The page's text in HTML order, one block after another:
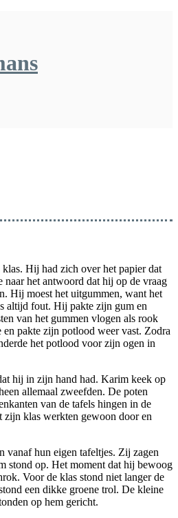
naar het antwoord dat hij op de vraag
Hij moest het uitgummen, want het
altijd fout. Hij pakte zijn gum en
van het gummen vlogen als rook
pakte zijn potlood weer vast. Zodra
het potlood voor zijn ogen in
hij in zijn hand had. Karim keek op
allemaal zweefden. De poten
van de tafels hingen in de
zijn klas werkten gewoon door en
vanaf hun eigen tafeltjes. Zij zagen
stond op. Het moment dat hij bewoog
Voor de klas stond niet langer de
een dikke groene trol. De kleine
op hem gericht.